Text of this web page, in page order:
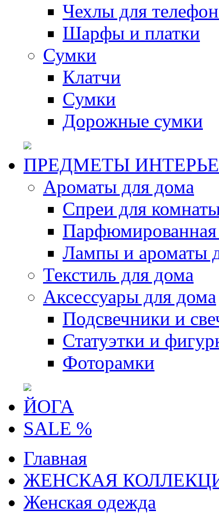
Чехлы для
Шарфы и платки
Сумки
Клатчи
Сумки
Дорожные сумки
ПРЕДМЕТЫ
Ароматы для дома
Спреи для
Парфюмированная
Лампы и ароматы
Текстиль для дома
Аксессуары для дома
Подсвечники и
Статуэтки и
Фоторамки
ЙОГА
SALE %
Главная
ЖЕНСКАЯ
Женская одежда